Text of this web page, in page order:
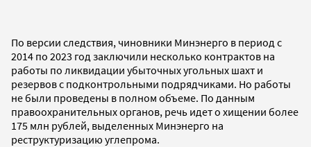
По версии следствия, чиновники Минэнерго в период с
2014 по 2023 год заключили несколько контрактов на
работы по ликвидации убыточных угольных шахт и
резервов с подконтрольными подрядчиками. Но работы
не были проведены в полном объеме. По данным
правоохранительных органов, речь идет о хищении более
175 млн рублей, выделенных Минэнерго на
реструктуризацию углепрома.